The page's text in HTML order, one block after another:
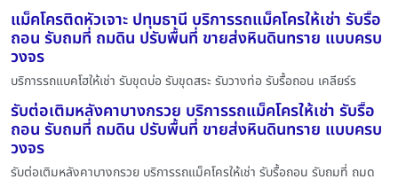
แม็คโครติดหัวเจาะ ปทุมธานี บริการรถแม็คโครให้เช่า รับรื้อ
ถอน รับถมที่ ถมดิน ปรับพื้นที่ ขายส่งหินดินทราย แบบครบ
วงจร
บริการรถแบคโฮให้เช่า รับขุดบ่อ รับขุดสระ รับวางท่อ รับรื้อถอน เคลียร์ร
รับต่อเติมหลังคาบางกรวย บริการรถแม็คโครให้เช่า รับรื้อ
ถอน รับถมที่ ถมดิน ปรับพื้นที่ ขายส่งหินดินทราย แบบครบ
วงจร
รับต่อเติมหลังคาบางกรวย บริการรถแม็คโครให้เช่า รับรื้อถอน รับถมที่ ถมด